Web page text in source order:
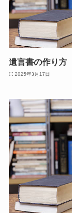
遺言書の作り方
2025年3月17日